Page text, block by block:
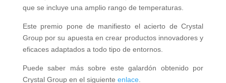
que se incluye una amplio rango de temperaturas.
Este premio pone de manifiesto el acierto de Crystal
Group por su apuesta en crear productos innovadores y
eficaces adaptados a todo tipo de entornos.
Puede saber más sobre este galardón obtenido por
Crystal Group en el siguiente enlace.